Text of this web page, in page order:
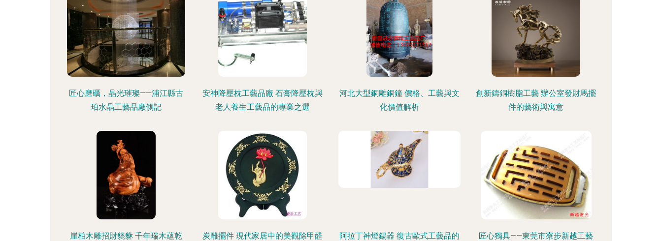
匠心磨礪，晶光璀璨——浦江縣古
珀水晶工藝品廠側記
安神降壓枕工藝品廠 石膏降壓枕與
老人養生工藝品的專業之選
河北大型銅雕銅鐘 價格、工藝與文
化價值解析
創新鑄銅樹脂工藝 辦公室發財馬擺
件的藝術與寓意
崖柏木雕招財貔貅 千年瑞木蘊乾
炭雕擺件 現代家居中的美觀除甲醛
阿拉丁神燈錫器 復古歐式工藝品的
匠心獨具——東莞市寮步新越工藝